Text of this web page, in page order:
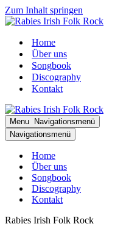
Zum Inhalt springen
Home
Über uns
Songbook
Discography
Kontakt
Menu
Navigationsmenü
Navigationsmenü
Home
Über uns
Songbook
Discography
Kontakt
Rabies Irish Folk Rock